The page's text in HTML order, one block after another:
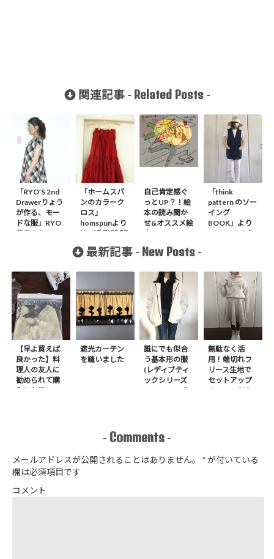
関連記事 - Related Posts-
「RYO’S 2nd
Drawerりょう
が作る、モー
ドな服」RYO
著書より A
「ホームスパ
ンのカラーク
ロス」
homspunより
No.17 TIERED
した。
自己肯定感ぐ
っとUP？！絵
本の読み聞か
せ&オススメ絵
本
「think
pattern のソー
イング
BOOK」より
A1ベストを作
最新記事 - New Posts -
【早よ買えば
良かった】料
理人の友人に
勧められて購
入したアレ
遮光カーテン
を縫いました
誰にでも似合
う基本形の服
(レディブティ
ックシリーズ
no.8272) か
アップジャケ
ットを作りま
無駄なく活
用！端切れフ
リース生地で
セットアップ
＋スヌードを1
- Comments -
メールアドレスが公開されることはありません。 *が付いている
欄は必須項目です
コメント